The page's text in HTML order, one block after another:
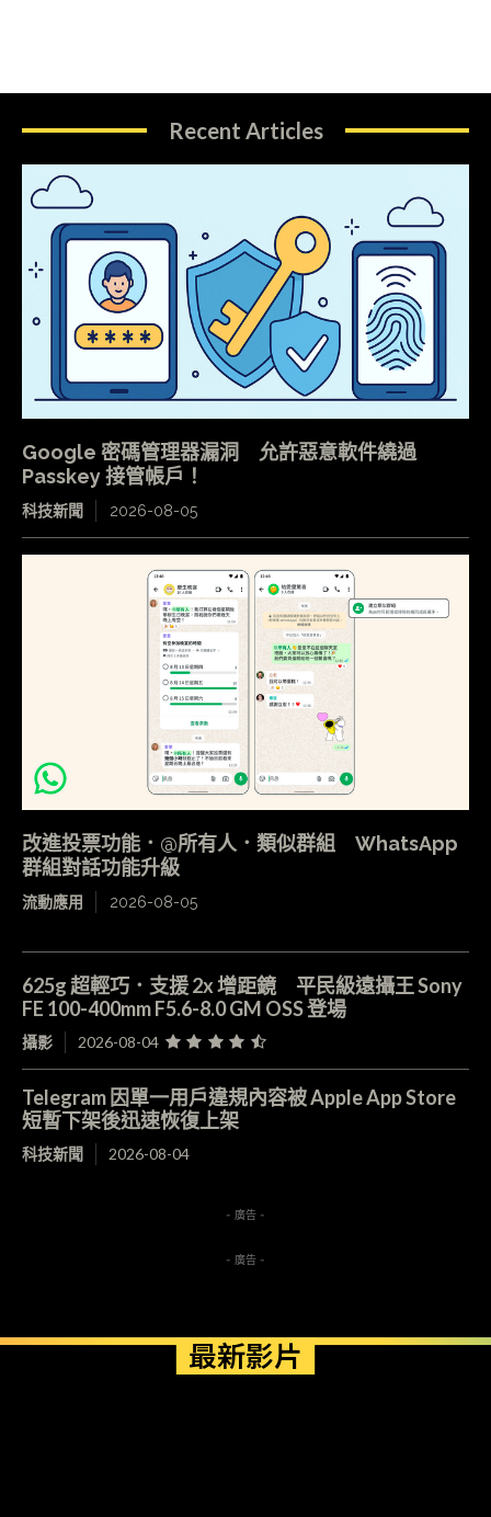
Recent Articles
Google 密碼管理器漏洞 允許惡意軟件繞過
Passkey 接管帳戶！
科技新聞 2026-08-05
改進投票功能．@所有人．類似群組 WhatsApp
群組對話功能升級
流動應用 2026-08-05
625g 超輕巧．支援 2x 增距鏡 平民級遠攝王 Sony
FE 100-400mm F5.6-8.0 GM OSS 登場
攝影 2026-08-04
Telegram 因單一用戶違規內容被 Apple App Store
短暫下架後迅速恢復上架
科技新聞 2026-08-04
- 廣告 -
- 廣告 -
最新影片